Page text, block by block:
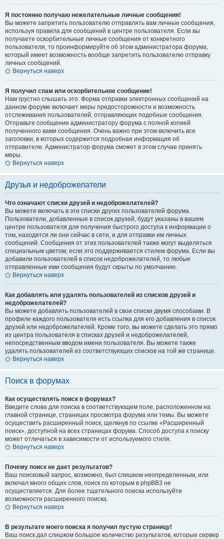
Я постоянно получаю нежелательные личные сообщения!
Вы можете запретить пользователю отправлять вам личные сообщения,
используя правила для сообщений в центре пользователя. Если вы
получаете оскорбительные личные сообщения от конкретного
пользователя, то проинформируйте об этом администратора форума,
который имеет возможность вообще запретить пользователю отправку
личных сообщений.
Вернуться наверх
Я получил спам или оскорбительное сообщение!
Нам грустно слышать это. Форма отправки электронных сообщений на
данном форуме включает меры предосторожности и возможность
отслеживания пользователей, отправляющих подобные сообщения.
Отправьте сообщение администратору форума с полной копией
полученного вами сообщения. Очень важно при этом включить все
заголовки, в которых содержится подробная информация об
отправителе. Администратор форума сможет в этом случае принять
меры.
Вернуться наверх
Друзья и недоброжелатели
Что означают списки друзей и недоброжелателей?
Вы можете включать в эти списки других пользователей форума.
Пользователи, добавленные в список друзей, будут указаны в вашем
центре пользователя для получения быстрого доступа к информации о
том, находятся ли они сейчас в сети, и для отправки им личных
сообщений. Сообщения от этих пользователей также могут выделяться
специальным цветом, если это поддерживается стилем форума. Если вы
добавили пользователей в список недоброжелателей, то любые
отправленные ими сообщения будут скрыты по умолчанию.
Вернуться наверх
Как добавлять или удалять пользователей из списков друзей и
недоброжелателей?
Вы можете добавлять пользователей в свои списки двумя способами. В
профиле каждого пользователя есть ссылка для его добавления в список
друзей или недоброжелателей. Кроме того, вы можете сделать это прямо
из центра пользователя в списках друзей и недоброжелателей,
непосредственным вводом имени пользователя. Вы можете также
удалять пользователей из соответствующих списков на той же странице.
Вернуться наверх
Поиск в форумах
Как осуществлять поиск в форумах?
Введите слова для поиска в соответствующем поле, расположенном на
главной странице, страницах просмотра форума или темы. Вы можете
осуществить расширенный поиск, щелкнув по ссылке «Расширенный
поиск», доступной на всех страницах форума. Способ доступа к поиску
может отличаться в зависимости от используемого стиля.
Вернуться наверх
Почему поиск не дает результатов?
Ваш поисковый запрос, возможно, был слишком неопределенным, или
включал много общих слов, поиск по которым в phpBB3 не
осуществляется. Для более тщательного поиска используйте
возможности расширенного поиска.
Вернуться наверх
В результате моего поиска я получил пустую страницу!
Ваш поиск дал слишком большое количество результатов, которые сервер